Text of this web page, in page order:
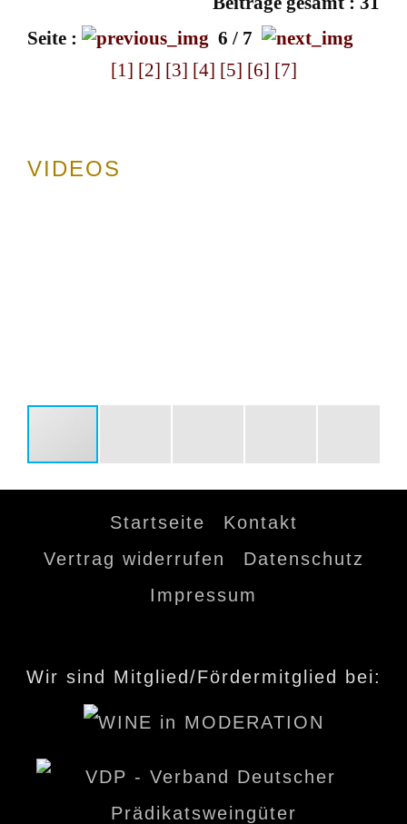
Seite :
6 / 7
[1] [2] [3] [4] [5] [6] [7]
VIDEOS
Startseite
Kontakt
Vertrag widerrufen
Datenschutz
Impressum
Wir sind Mitglied/Fördermitglied bei: